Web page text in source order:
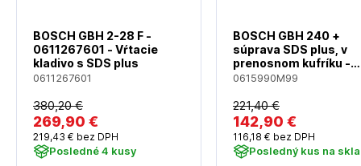
BOSCH GBH 2-28 F -
0611267601 - Vŕtacie
kladivo s SDS plus
0611267601
380,20 €
269,90 €
219,43 € bez DPH
Posledné 4 kusy
BOSCH GBH 240 +
súprava SDS plus, v
prenosnom kufríku -
0615990M99
0615990M99
221,40 €
142,90 €
116,18 € bez DPH
Posledný kus na